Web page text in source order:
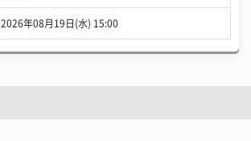
2026年08月19日(水) 15:00